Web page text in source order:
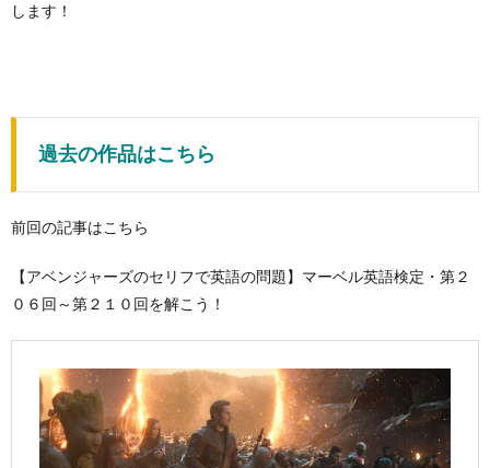
します！
過去の作品はこちら
前回の記事はこちら
【アベンジャーズのセリフで英語の問題】マーベル英語検定・第２
０６回～第２１０回を解こう！